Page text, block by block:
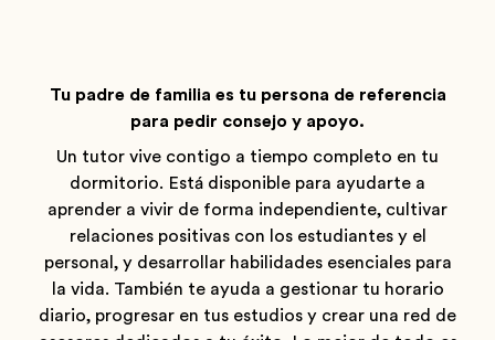
Tu padre de familia es tu persona de referencia
para pedir consejo y apoyo.
Un tutor vive contigo a tiempo completo en tu
dormitorio. Está disponible para ayudarte a
aprender a vivir de forma independiente, cultivar
relaciones positivas con los estudiantes y el
personal, y desarrollar habilidades esenciales para
la vida. También te ayuda a gestionar tu horario
diario, progresar en tus estudios y crear una red de